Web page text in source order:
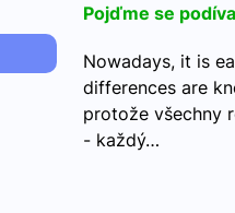
Pojďme se
Nowadays, it is
differences are
protože všechny
- každý…